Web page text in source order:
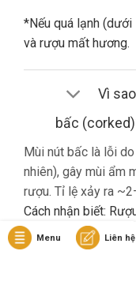
*Nếu quá lạnh (dưới
và rượu mất hương.
Vì
bấc
Mùi nút bấc là lỗi
nhiên), gây mùi ẩm
rượu. Tỉ lệ xảy ra
Cách nhận biết:
hương trái cây dù là
Nếu gặp lỗi này,
Menu Liên hệ